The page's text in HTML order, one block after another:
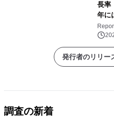
長率
年に
と予
発行者のリリー
調査の新着